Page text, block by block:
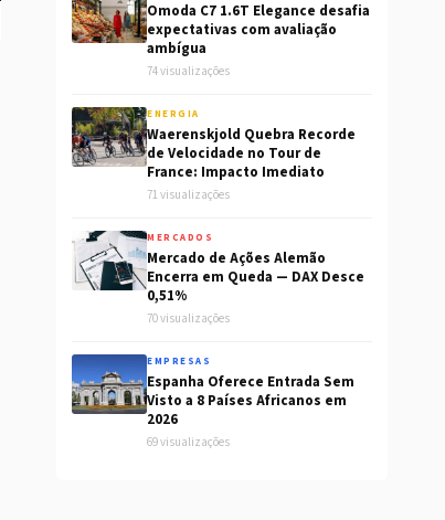
Omoda C7 1.6T Elegance desafia
expectativas com avaliação
ambígua
74 visualizações
ENERGIA
Waerenskjold Quebra Recorde
de Velocidade no Tour de
France: Impacto Imediato
71 visualizações
MERCADOS
Mercado de Ações Alemão
Encerra em Queda — DAX Desce
0,51%
70 visualizações
EMPRESAS
Espanha Oferece Entrada Sem
Visto a 8 Países Africanos em
2026
69 visualizações